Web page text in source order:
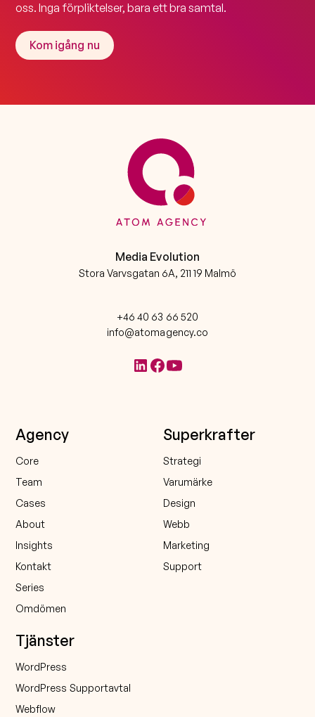
oss. Inga förpliktelser, bara ett bra samtal.
Kom igång nu
Media Evolution
Stora Varvsgatan 6A, 211 19 Malmö
+46 40 63 66 520
info@atomagency.co
Tjänster
WordPress
WordPress Supportavtal
Webflow
Agency
Core
Team
Cases
About
Insights
Kontakt
Series
Omdömen
Superkrafter
Strategi
Varumärke
Design
Webb
Marketing
Support